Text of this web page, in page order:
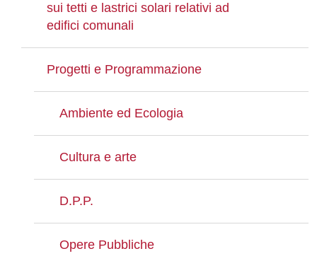
sui tetti e lastrici solari relativi ad
edifici comunali
Progetti e Programmazione
Ambiente ed Ecologia
Cultura e arte
D.P.P.
Opere Pubbliche